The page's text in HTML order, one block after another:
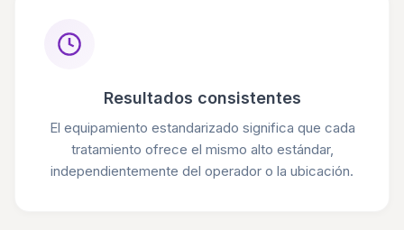
Resultados consistentes
El equipamiento estandarizado significa que cada
tratamiento ofrece el mismo alto estándar,
independientemente del operador o la ubicación.